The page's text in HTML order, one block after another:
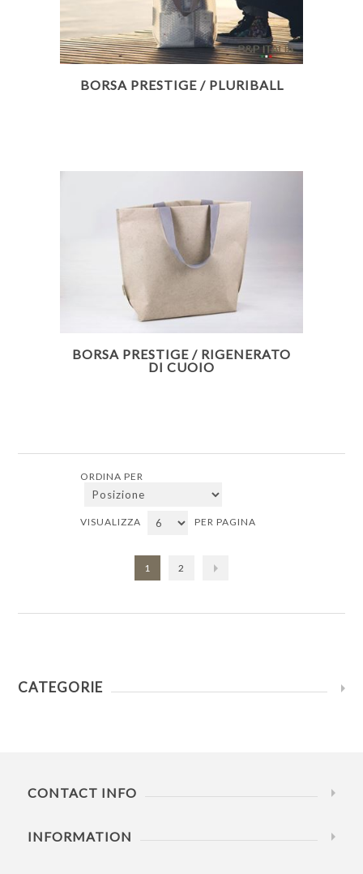
BORSA PRESTIGE / PLURIBALL
BORSA PRESTIGE / RIGENERATO
DI CUOIO
ORDINA PER
VISUALIZZA PER PAGINA
1 2
CATEGORIE
CONTACT INFO
INFORMATION